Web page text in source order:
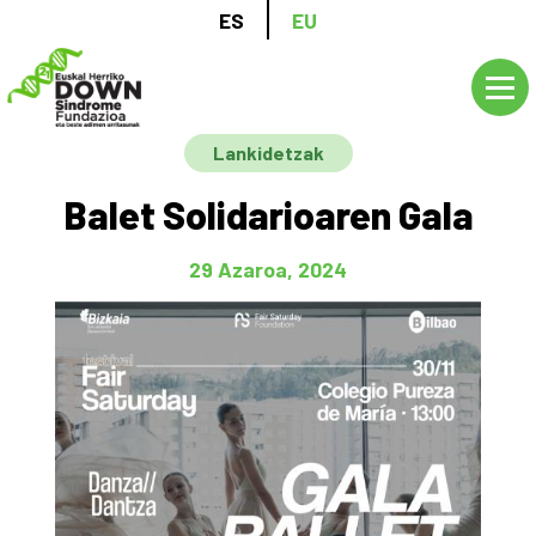
main
content
ES EU
Lankidetzak
Balet Solidarioaren Gala
29 Azaroa, 2024